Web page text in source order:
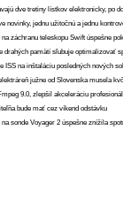
dve tretiny lístkov elektronicky, po
novinky, jednu užitočnú a jednu
záchranu teleskopu Swift úspešne
drahých pamätí sľubuje optimalizovať
ISS na inštaláciu posledných nových
južne od Slovenska musela
9.0, zlepšil akceleráciu
bude mať cez víkend odstávku
na sonde Voyager 2 úspešne znížila